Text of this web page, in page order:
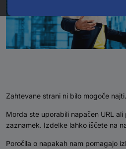
Zahtevane strani ni bilo mogoče najti.
Morda ste uporabili napačen URL
zaznamek. Izdelke lahko iščete na
Poročila o napakah nam pomagajo